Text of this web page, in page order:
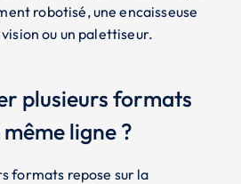
robotisé, une encaisseuse
ou un palettiseur.
plusieurs formats
même ligne ?
formats repose sur la